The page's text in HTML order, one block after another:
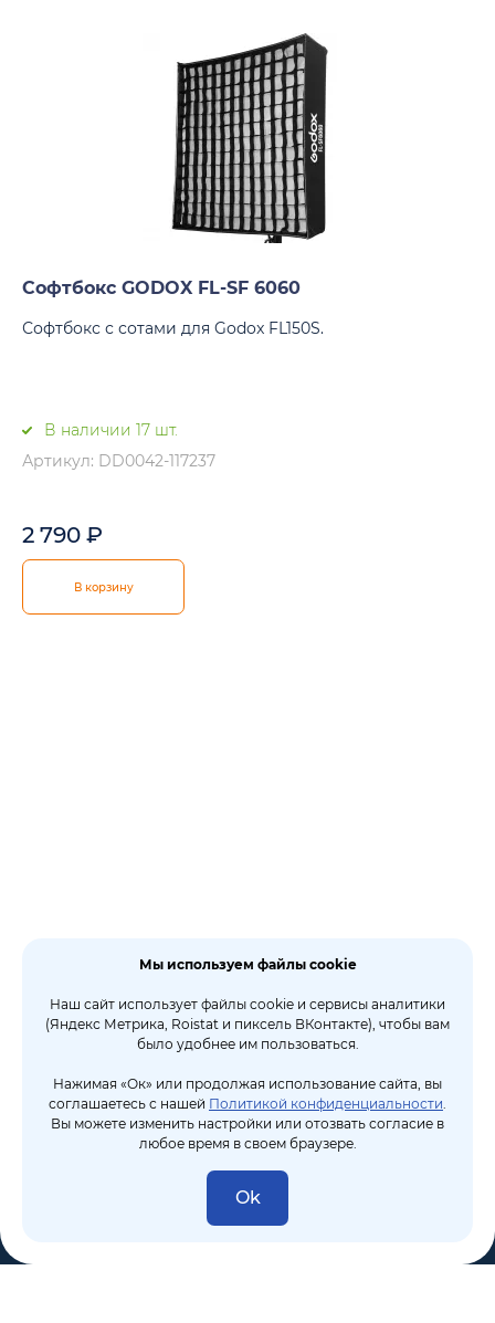
Софтбокс GODOX FL-SF 6060
Софтбокс с сотами для Godox FL150S.
В наличии 17 шт.
Артикул: DD0042-117237
2 790 ₽
В корзину
Мы используем файлы cookie
Наш сайт использует файлы cookie и сервисы аналитики
(Яндекс Метрика, Roistat и пиксель ВКонтакте), чтобы вам
было удобнее им пользоваться.
Нажимая «Ок» или продолжая использование сайта, вы
соглашаетесь с нашей Политикой конфиденциальности.
Вы можете изменить настройки или отозвать согласие в
любое время в своем браузере.
Ok